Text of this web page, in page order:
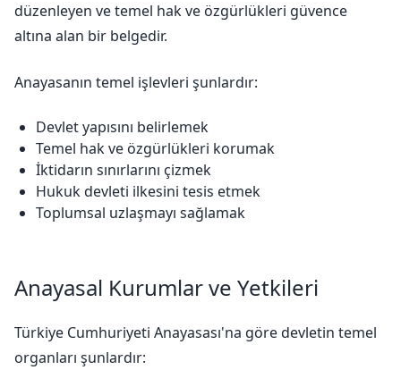
düzenleyen ve temel hak ve özgürlükleri güvence
altına alan bir belgedir.
Anayasanın temel işlevleri şunlardır:
Devlet yapısını belirlemek
Temel hak ve özgürlükleri korumak
İktidarın sınırlarını çizmek
Hukuk devleti ilkesini tesis etmek
Toplumsal uzlaşmayı sağlamak
Anayasal Kurumlar ve Yetkileri
Türkiye Cumhuriyeti Anayasası'na göre devletin temel
organları şunlardır: